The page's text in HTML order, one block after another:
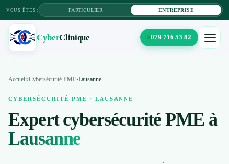
VOUS ÊTES : PARTICULIER ENTREPRISE
CyberClinique 079 716 53 82
Cyber Clinique
Solutions IT
Maintenance
Accueil›Cybersécurité PME›Lausanne
CYBERSÉCURITÉ PME · LAUSANNE
Expert cybersécurité PME à
Lausanne